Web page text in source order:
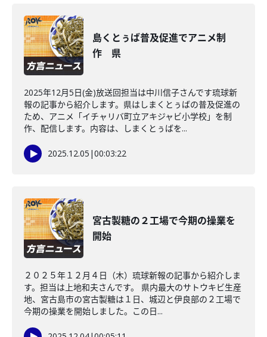
島くとぅば普及促進でアニメ制
作 県
2025年12月5日(金)放送回担当は中川信子さんです琉球新
報の記事から紹介します。県はしまくとぅばの普及促進の
ため、アニメ「イチャリバ町立アキジャビ小学校」を制
作、配信します。内容は、しまくとぅばを...
2025.12.05 |00:03:22
宮古製糖の２工場で今期の操業を
開始
２０２５年１２月４日（木）琉球新報の記事から紹介しま
す。担当は上地和夫さんです。 県内最大のサトウキビ生産
地、宮古島市の宮古製糖は１日、城辺と伊良部の２工場で
今期の操業を開始しました。この日...